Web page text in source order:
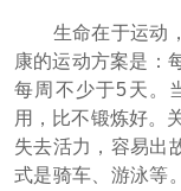
生命在于运动，
康的运动方案是：
每周不少于5天。
用，比不锻炼好。
失去活力，容易出
式是骑车、游泳等